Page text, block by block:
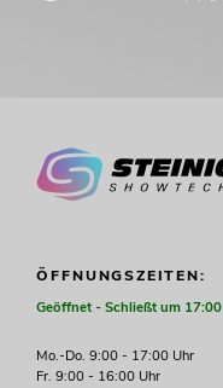
ÖFFNUNGSZEITEN:
Geöffnet - Schließt um 17:00
Mo.-Do. 9:00 - 17:00 Uhr
Fr. 9:00 - 16:00 Uhr